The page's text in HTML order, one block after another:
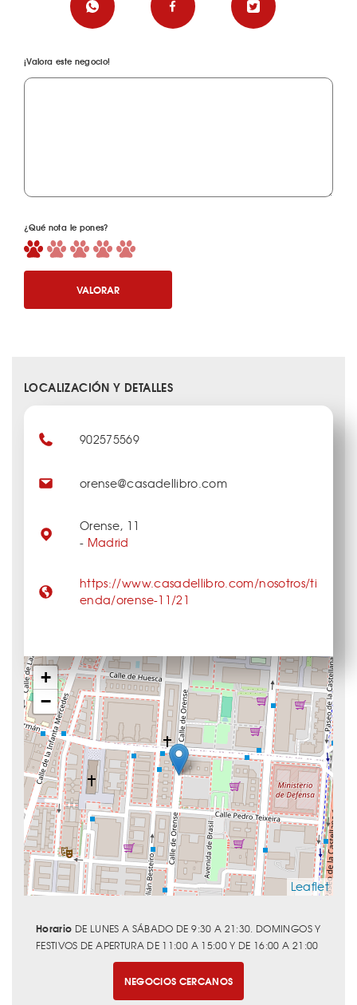
¡Valora este negocio!
¿Qué nota le pones?
VALORAR
LOCALIZACIÓN Y DETALLES
+
−
Leaflet
902575569
orense@casadellibro.com
Orense, 11
- Madrid
https://www.casadellibro.com/nosotros/ti
enda/orense-11/21
Horario DE LUNES A SÁBADO DE 9:30 A 21:30. DOMINGOS Y
FESTIVOS DE APERTURA DE 11:00 A 15:00 Y DE 16:00 A 21:00
NEGOCIOS CERCANOS